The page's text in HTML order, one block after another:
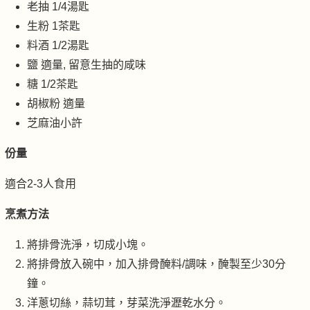
老抽 1/4湯匙
生粉 1茶匙
料酒 1/2湯匙
鹽 適量, 留意生抽的咸味
糖 1/2茶匙
胡椒粉 適量
芝麻油小許
份量
適合2-3人食用
烹煮方法
將排骨洗淨，切成小塊。
將排骨放入碗中，加入排骨醃料/調味，醃製至少30分
鐘。
洋蔥切絲，蒜切茸，芽菜洗淨瀝乾水分。